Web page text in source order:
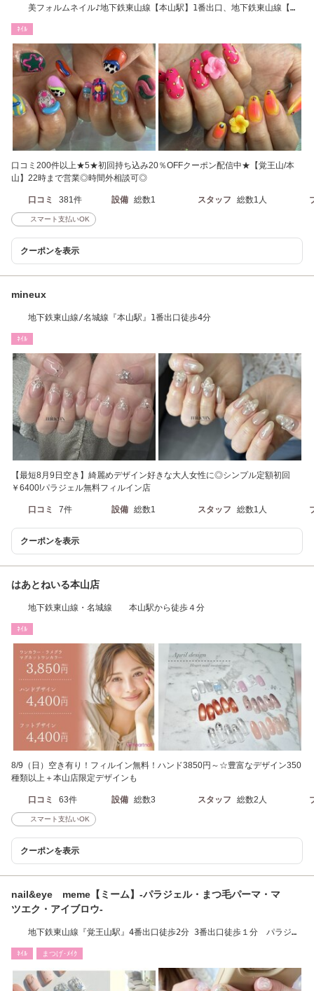
美フォルムネイル♪地下鉄東山線【本山駅】1番出口、地下鉄東山線【覚
ﾈｲﾙ
口コミ200件以上★5★初回持ち込み20％OFFクーポン配信中★【覚王山/本
山】22時まで営業◎時間外相談可◎
口コミ 381件 設備 総数1 スタッフ 総数1人
スマート支払いOK
クーポンを表示
mineux
地下鉄東山線/名城線『本山駅』1番出口徒歩4分
ﾈｲﾙ
【最短8月9日空き】綺麗めデザイン好きな大人女性に◎シンプル定額初回
￥6400!パラジェル無料フィルイン店
口コミ 7件 設備 総数1 スタッフ 総数1人
クーポンを表示
はあとねいる本山店
地下鉄東山線・名城線 本山駅から徒歩４分
ﾈｲﾙ
8/9（日）空き有り！フィルイン無料！ハンド3850円～☆豊富なデザイン350
種類以上＋本山店限定デザインも
口コミ 63件 設備 総数3 スタッフ 総数2人
スマート支払いOK
クーポンを表示
nail&eye meme【ミーム】-パラジェル・まつ毛パーマ・マ
ツエク・アイブロウ-
地下鉄東山線『覚王山駅』4番出口徒歩2分 3番出口徒歩１分 パラジェ
ﾈｲﾙ まつげ･ﾒｲｸ